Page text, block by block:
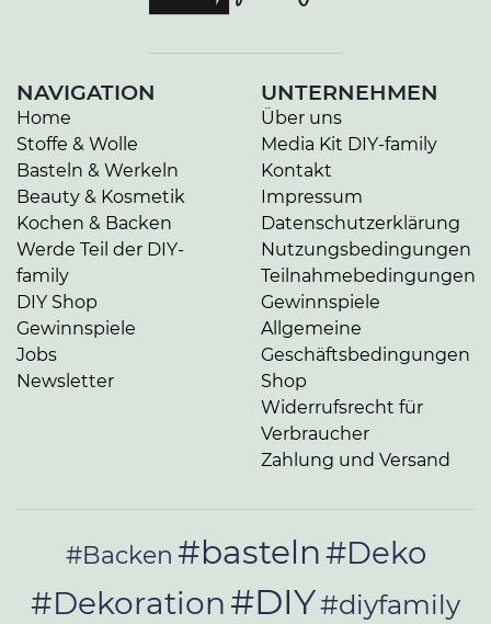
NAVIGATION
Home
Stoffe & Wolle
Basteln & Werkeln
Beauty & Kosmetik
Kochen & Backen
Werde Teil der DIY-
family
DIY Shop
Gewinnspiele
Jobs
Newsletter
UNTERNEHMEN
Über uns
Media Kit DIY-family
Kontakt
Impressum
Datenschutzerklärung
Nutzungsbedingungen
Teilnahmebedingungen
Gewinnspiele
Allgemeine
Geschäftsbedingungen
Shop
Widerrufsrecht für
Verbraucher
Zahlung und Versand
#Backen #basteln#Deko
#Dekoration #DIY#diyfamily